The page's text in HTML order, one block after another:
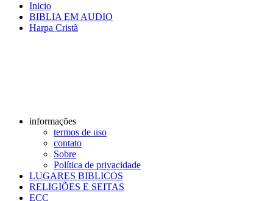
Inicio
BIBLIA EM AUDIO
Harpa Cristã
informações
termos de uso
contato
Sobre
Política de privacidade
LUGARES BIBLICOS
RELIGIÕES E SEITAS
ECC